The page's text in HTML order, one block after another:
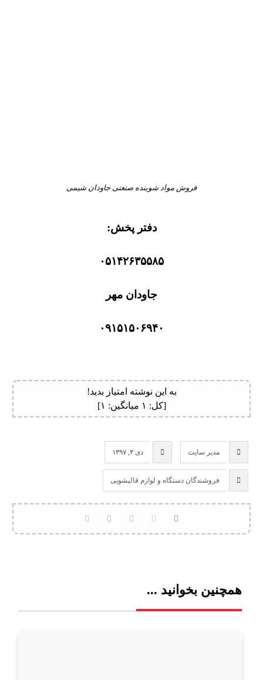
فروش مواد شوینده صنعتی جاودان شیمی
دفتر پخش:
۰۵۱۴۲۶۳۵۵۸۵
جاودان مهر
۰۹۱۵۱۵۰۶۹۴۰
به این نوشته امتیاز بدید!
[کل: ۱ میانگین: ۱]
مدیر سایت دی ۳, ۱۳۹۷
فروشندگان دستگاه و لوازم قالیشویی
همچنین بخوانید ...